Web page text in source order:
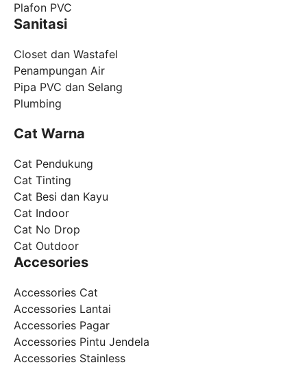
Plafon PVC
Sanitasi
Closet dan Wastafel
Penampungan Air
Pipa PVC dan Selang
Plumbing
Cat Warna
Cat Pendukung
Cat Tinting
Cat Besi dan Kayu
Cat Indoor
Cat No Drop
Cat Outdoor
Accesories
Accessories Cat
Accessories Lantai
Accessories Pagar
Accessories Pintu Jendela
Accessories Stainless